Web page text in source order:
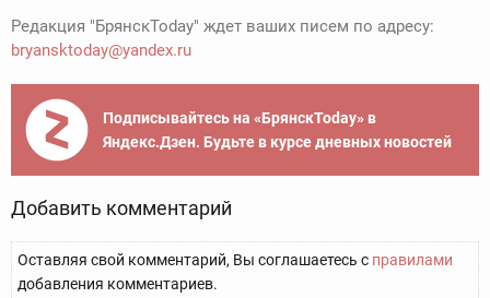
Редакция "БрянскToday" ждет ваших писем по адресу:
bryansktoday@yandex.ru
Подписывайтесь на «БрянскToday» в
Яндекс.Дзен. Будьте в курсе дневных новостей
Добавить комментарий
Оставляя свой комментарий, Вы соглашаетесь с правилами
добавления комментариев.